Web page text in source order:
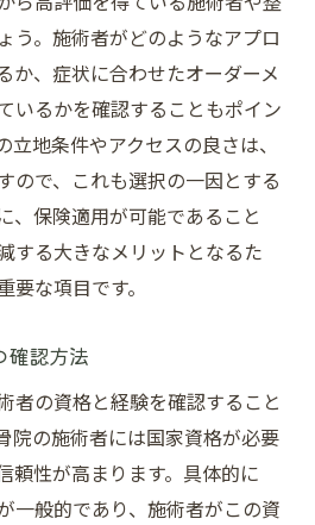
う。施術者がどのようなアプロ
か、症状に合わせたオーダーメ
いるかを確認することもポイン
立地条件やアクセスの良さは、
ので、これも選択の一因とする
、保険適用が可能であること
する大きなメリットとなるた
な項目です。
確認方法
者の資格と経験を確認すること
院の施術者には国家資格が必要
頼性が高まります。具体的に
一般的であり、施術者がこの資